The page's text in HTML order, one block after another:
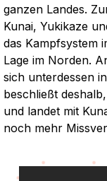
ganzen Landes.
Kunai, Yukikaze
das Kampfsystem
Lage im Norden.
sich unterdessen
beschließt
und landet mit
noch mehr